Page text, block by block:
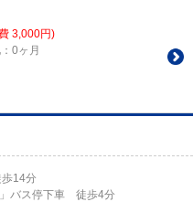
3,000円)
0ヶ月
歩14分
」バス停下車 徒歩4分